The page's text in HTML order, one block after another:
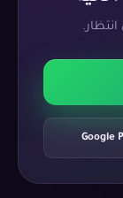
Google